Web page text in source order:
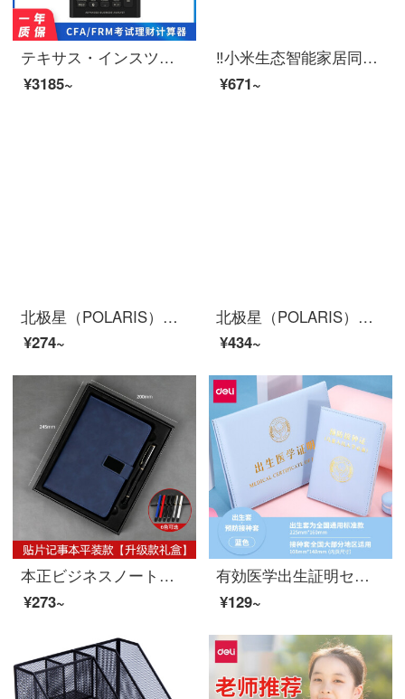
テキサス・インスツルメンツTEXAS INSTRUMENTS TI-BAII professional金融計算機FRM/CFA二級金融計算用
¥3185~
‼️小米生态智能家居同款元气角落ins风简约木质数字钟学生桌面时钟闹钟桌上电子钟木头钟520礼物 长形-白色(送电池)
¥671~
北极星（POLARIS）金属闹钟学生用简约儿童闹铃电子时钟桌面静音闹表超大声家用卧室床头夜灯小钟表 天空蓝【8cm，静音准时】
¥274~
北极星（POLARIS）金属轻奢闹钟凸面玻璃超大声闹铃学生用桌面小型时钟卧室简约静音床头夜灯儿童钟表 15厘米樱花粉【指环款】
¥434~
本正ビジネスノートギフトボックスセットA 5加重バックル付きインキシールシール付きオフィス用品开会会仕事日记本记本尊貴ブルー/アイアンバックル/ブラックアップグレードギフトボックス
¥273~
有効医学出生証明セット予防接種セット赤ちゃん用アニメベビーカバー新生児出生証カバーとワクチン本子供予防接種証ジャケット出生証明＋予防接種証【青】
¥129~